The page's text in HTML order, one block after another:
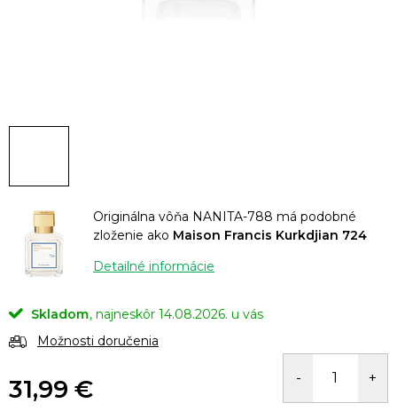
Originálna vôňa NANITA-788 má podobné
zloženie ako Maison Francis Kurkdjian 724
Detailné informácie
Skladom
14.08.2026.
Možnosti doručenia
31,99 €